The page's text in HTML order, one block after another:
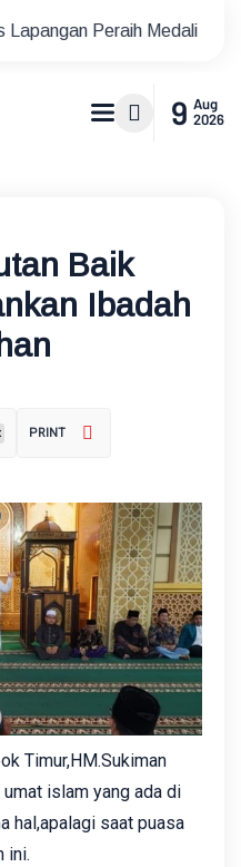
di Ajang Porprov
9 Aug
2026
Baik
Ibadah
PRINT
Timur,HM.Sukiman
islam yang ada di
hal,apalagi saat puasa
ini.